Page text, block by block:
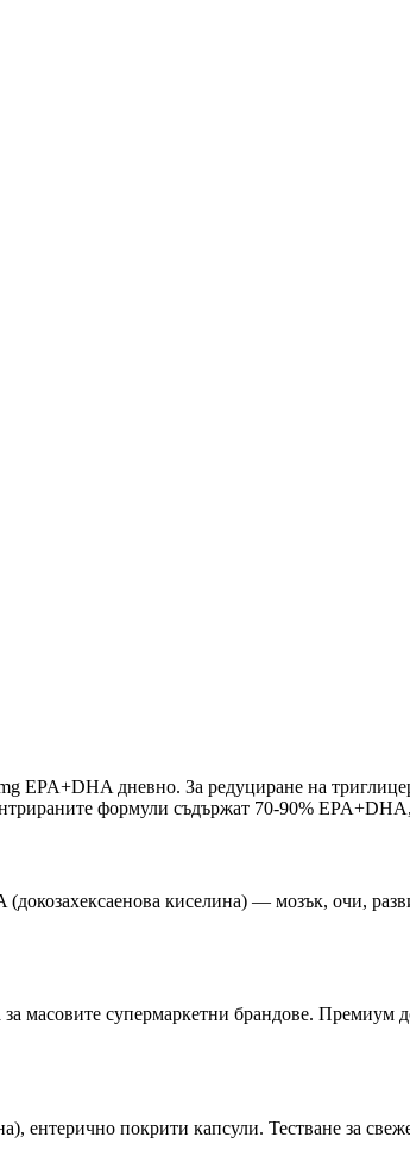
EPA+DHA дневно. За редуциране на
формули съдържат 70-90%
киселина) — мозък, очи,
масовите супермаркетни брандове. Премиум
ентерично покрити капсули. Тестване за